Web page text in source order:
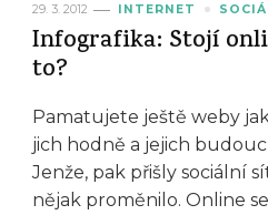
29. 3. 2012 INTERNET
Infografika: Stojí
to?
Pamatujete ještě weby
jich hodně a jejich
Jenže, pak přišly sociální
nějak proměnilo. Online